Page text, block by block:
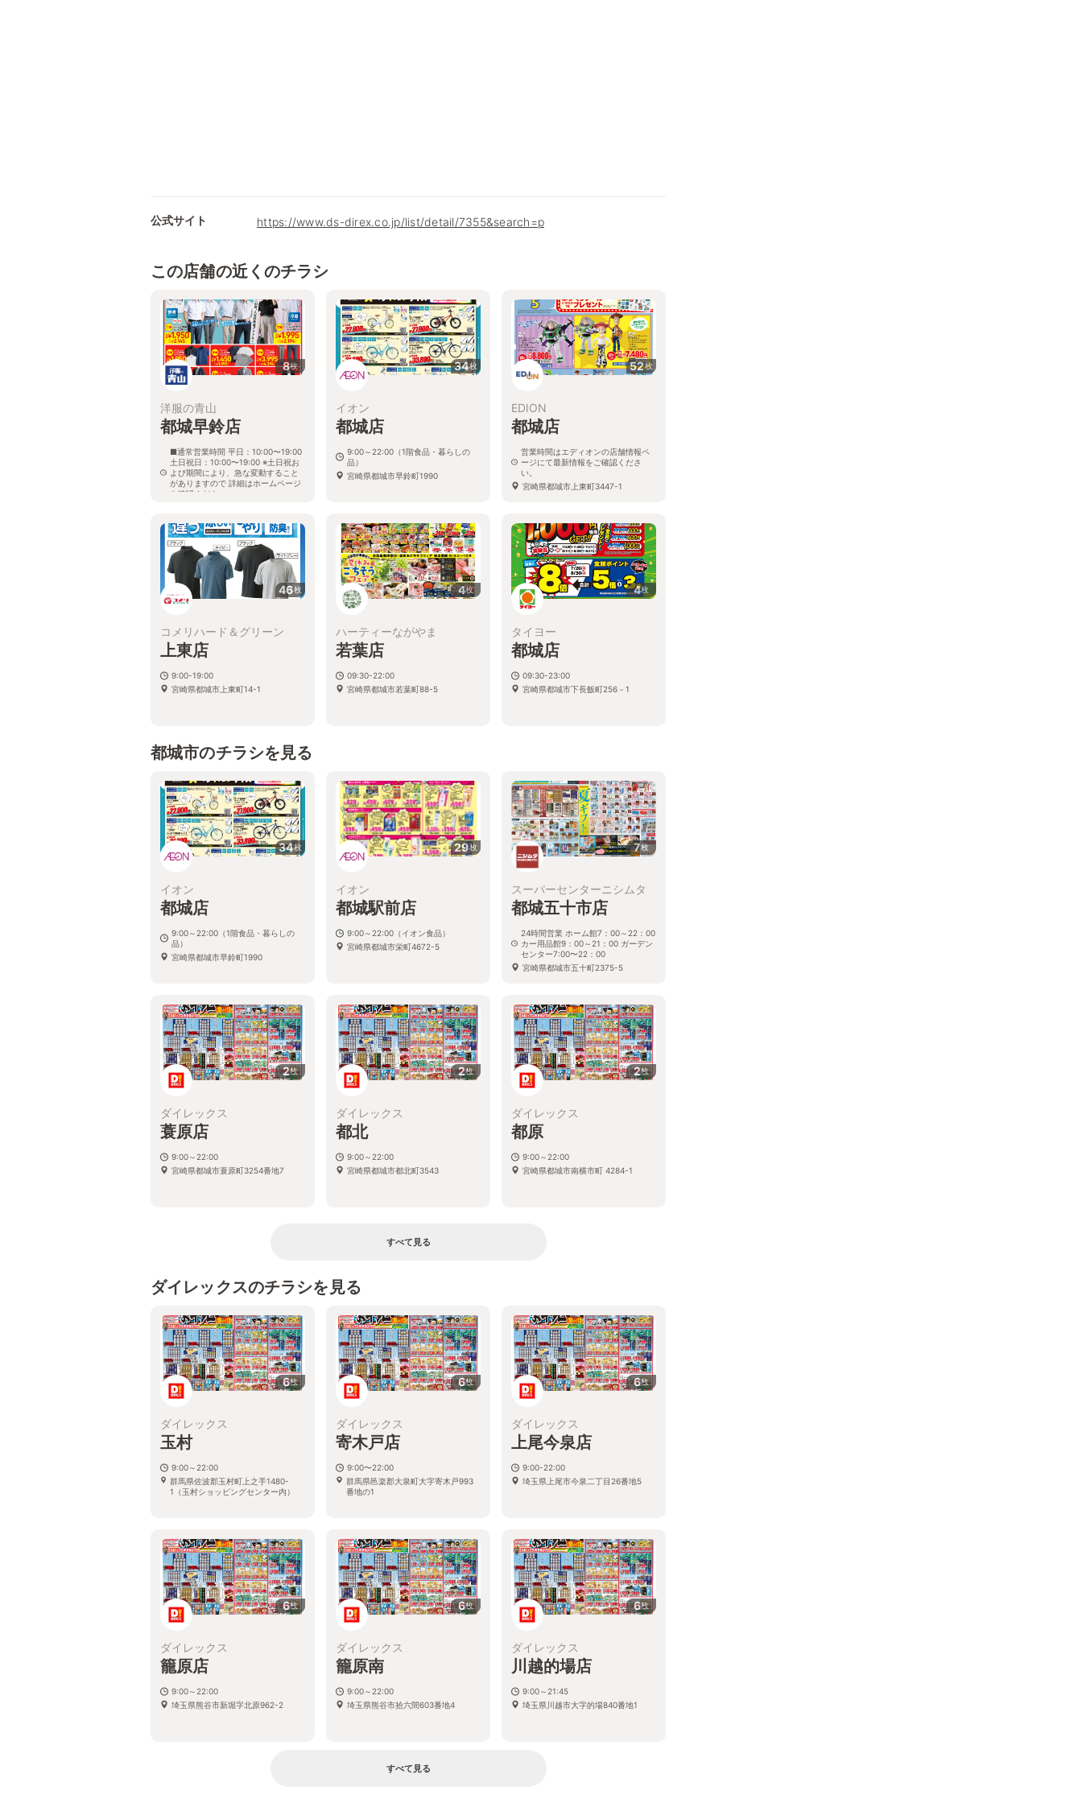
公式サイト https://www.ds-direx.co.jp/list/detail/7355&search=p
この店舗の近くのチラシ
8枚
洋服の青山
都城早鈴店
■通常営業時間 平日：10:00〜19:00
土日祝日：10:00〜19:00 ※土日祝お
よび期間により、急な変動すること
がありますので 詳細はホームページ
を確認ください
34枚
イオン
都城店
9:00～22:00（1階食品・暮らしの
品）
宮崎県都城市早鈴町1990
52枚
EDION
都城店
営業時間はエディオンの店舗情報ペ
ージにて最新情報をご確認くださ
い。
宮崎県都城市上東町3447-1
46枚
コメリハード＆グリーン
上東店
9:00-19:00
宮崎県都城市上東町14-1
4枚
ハーティーながやま
若葉店
09:30-22:00
宮崎県都城市若葉町88-5
4枚
タイヨー
都城店
09:30-23:00
宮崎県都城市下長飯町256－1
都城市のチラシを見る
34枚
イオン
都城店
9:00～22:00（1階食品・暮らしの
品）
宮崎県都城市早鈴町1990
29枚
イオン
都城駅前店
9:00～22:00（イオン食品）
宮崎県都城市栄町4672-5
7枚
スーパーセンターニシムタ
都城五十市店
24時間営業 ホーム館7：00～22：00
カー用品館9：00～21：00 ガーデン
センター7:00〜22：00
宮崎県都城市五十町2375-5
2枚
ダイレックス
蓑原店
9:00～22:00
宮崎県都城市蓑原町3254番地7
2枚
ダイレックス
都北
9:00～22:00
宮崎県都城市都北町3543
2枚
ダイレックス
都原
9:00～22:00
宮崎県都城市南横市町 4284-1
すべて見る
ダイレックスのチラシを見る
6枚
ダイレックス
玉村
9:00～22:00
群馬県佐波郡玉村町上之手1480-
1（玉村ショッピングセンター内）
6枚
ダイレックス
寄木戸店
9:00〜22:00
群馬県邑楽郡大泉町大字寄木戸993
番地の1
6枚
ダイレックス
上尾今泉店
9:00-22:00
埼玉県上尾市今泉二丁目26番地5
6枚
ダイレックス
籠原店
9:00～22:00
埼玉県熊谷市新堀字北原962-2
6枚
ダイレックス
籠原南
9:00～22:00
埼玉県熊谷市拾六間603番地4
6枚
ダイレックス
川越的場店
9:00～21:45
埼玉県川越市大字的場840番地1
すべて見る